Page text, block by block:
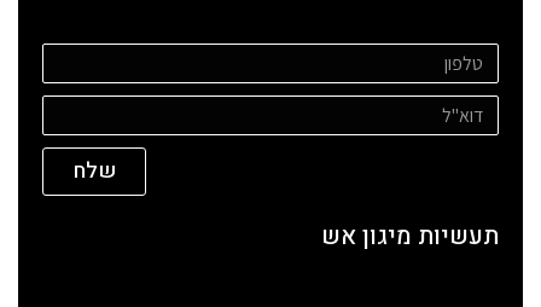
שלח
תעשיות מיגון אש